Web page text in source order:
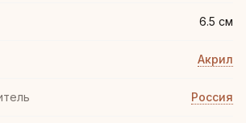
6.5 см
Акрил
Россия